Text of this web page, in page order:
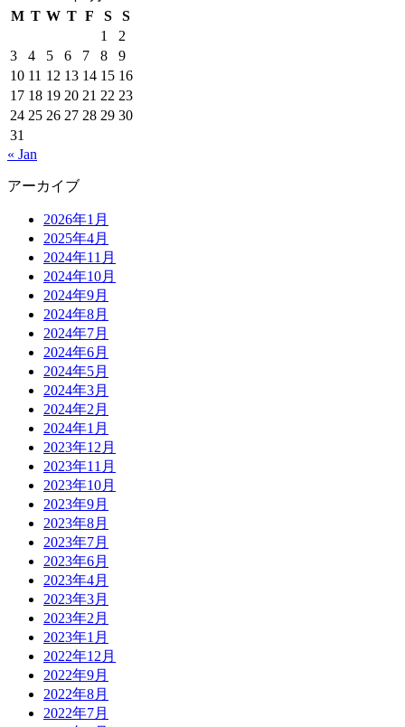
M T W T F S
S
1
2
3
4 5 6 7 8
9
10 11 12 13 14 15 16
17 18 19 20 21 22 23
24 25 26 27 28 29 30
31
« Jan
アーカイブ
2026年1月
2025年4月
2024年11月
2024年10月
2024年9月
2024年8月
2024年7月
2024年6月
2024年5月
2024年3月
2024年2月
2024年1月
2023年12月
2023年11月
2023年10月
2023年9月
2023年8月
2023年7月
2023年6月
2023年4月
2023年3月
2023年2月
2023年1月
2022年12月
2022年9月
2022年8月
2022年7月